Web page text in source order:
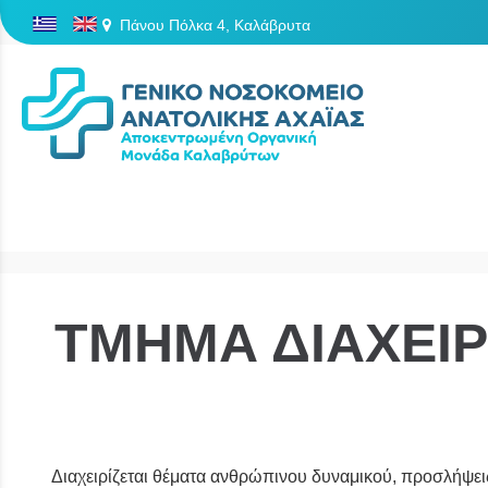
Πάνου Πόλκα 4, Καλάβρυτα
ΤΜΗΜΑ
Διαχειρίζεται θέματα ανθρώπινου δυναμικού,